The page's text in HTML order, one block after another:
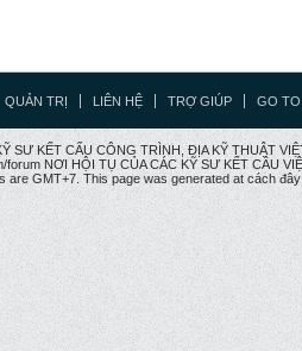
QUẢN TRỊ LIÊN HỆ TRỢ GIÚP GO
SƯ KẾT CẤU CÔNG TRÌNH, ĐỊA KỸ THUẬT
forum NƠI HỘI TỤ CỦA CÁC KỸ SƯ KẾT CÂU
are GMT+7. This page was generated at cách đây